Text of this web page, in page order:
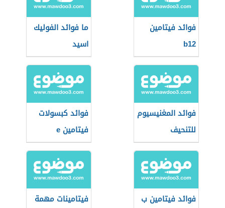
فوائد فيتامين
b12
ما فوائد الفوليك
اسيد
فوائد المغنيسيوم
للتنحيف
فوائد كبسولات
فيتامين e
فوائد فيتامين ب
فيتامينات مهمة